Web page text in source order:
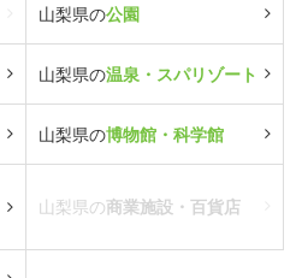
山梨県の公園
山梨県の温泉・スパリゾート
山梨県の博物館・科学館
山梨県の商業施設・百貨店